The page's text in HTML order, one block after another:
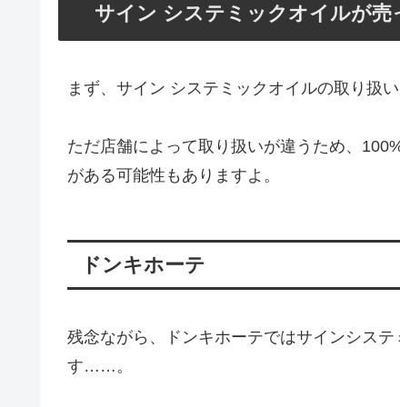
サイン システミックオイルが売
まず、サイン システミックオイルの取り扱
ただ店舗によって取り扱いが違うため、
がある可能性もありますよ。
ドンキホーテ
残念ながら、ドンキホーテではサインシス
す……。